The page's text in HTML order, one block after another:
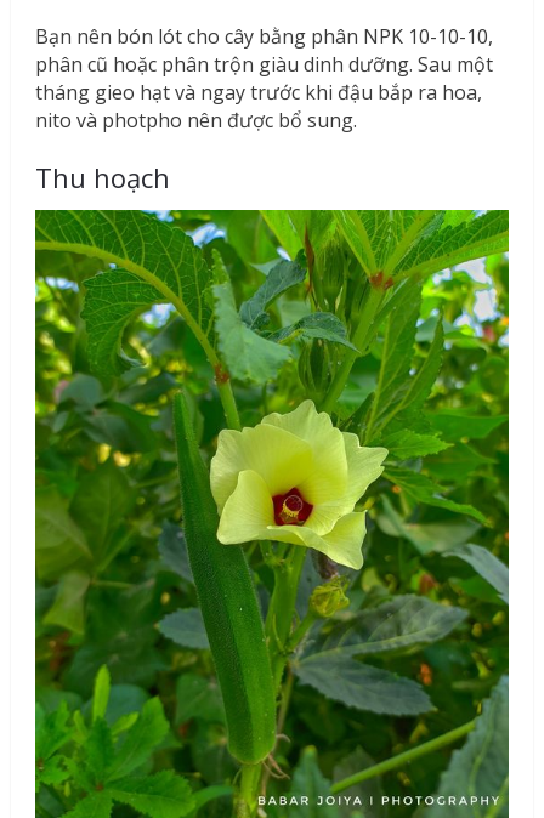
Bạn nên bón lót cho cây bằng phân NPK 10-10-10,
phân cũ hoặc phân trộn giàu dinh dưỡng. Sau một
tháng gieo hạt và ngay trước khi đậu bắp ra hoa,
nito và photpho nên được bổ sung.
Thu hoạch